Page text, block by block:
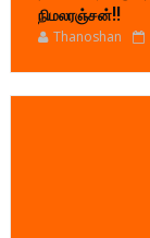
நிமலரஞ்சன்!!
Thanoshan